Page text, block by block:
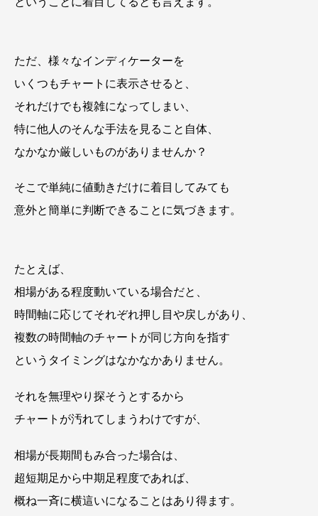
ただ、様々なインディケーターを
いくつもチャートに表示させると、
それだけでも複雑になってしまい、
特に他人のそんな手法を見ること自体、
なかなか厳しいものがありませんか？
そこで単純に値動きだけに着目してみても
意外と簡単に判断できることに気づきます。
たとえば、
相場がある程度動いている場合だと、
時間軸に応じてそれぞれ押し目や戻しがあり、
複数の時間軸のチャートが同じ方向を指す
というタイミングはなかなかありません。
それを無理やり探そうとするから
チャートが汚れてしまうわけですが、
相場が長期間もみ合った場合は、
超短期足から中期足程度であれば、
概ね一斉に横這いになることはあり得ます。